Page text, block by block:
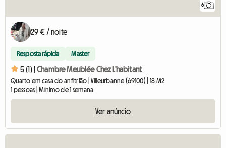
6
29 € / noite
Resposta rápida Master
5 (1) | Chambre Meublée Chez L'habitant
Quarto em casa do anfitrião | Villeurbanne (69100) | 18 M2
1 pessoas | Mínimo de 1 semana
Ver anúncio